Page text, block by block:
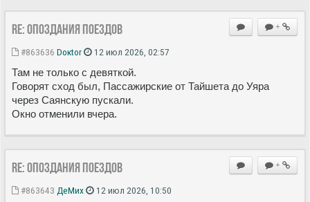
+
Re: Опоздания поездов
#863636 Doкtor 12 июл 2026, 02:57
Там не только с девяткой.
Говорят сход был, Пассажирские от Тайшета до Уяра
через Саянскую пускали.
Окно отменили вчера.
+
Re: Опоздания поездов
#863643 ДеМих 12 июл 2026, 10:50